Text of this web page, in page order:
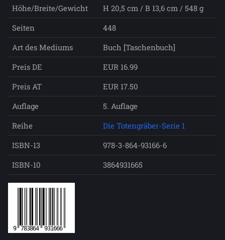
Höhe/Breite/Gewicht
H 20,5 cm / B 13,6 cm / 548 g
Seiten
448
Art des Mediums
Buch [Taschenbuch]
Preis DE
EUR 16.99
Preis AT
EUR 17.50
Auflage
5. Auflage
Reihe
Die Totengräber-Serie 1
ISBN-13
978-3-864-93166-6
ISBN-10
3864931665